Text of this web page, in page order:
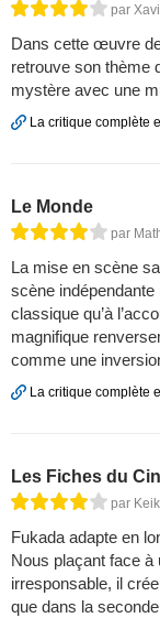
par
Dans cette œuvre
retrouve son thème
mystère avec une
La critique complète
Le Monde
par
La mise en scène
scène
classique qu’à
magnifique
comme une
La critique complète
Les Fiches du
par
Fukada adapte en
Nous plaçant face
irresponsable, il
que dans la